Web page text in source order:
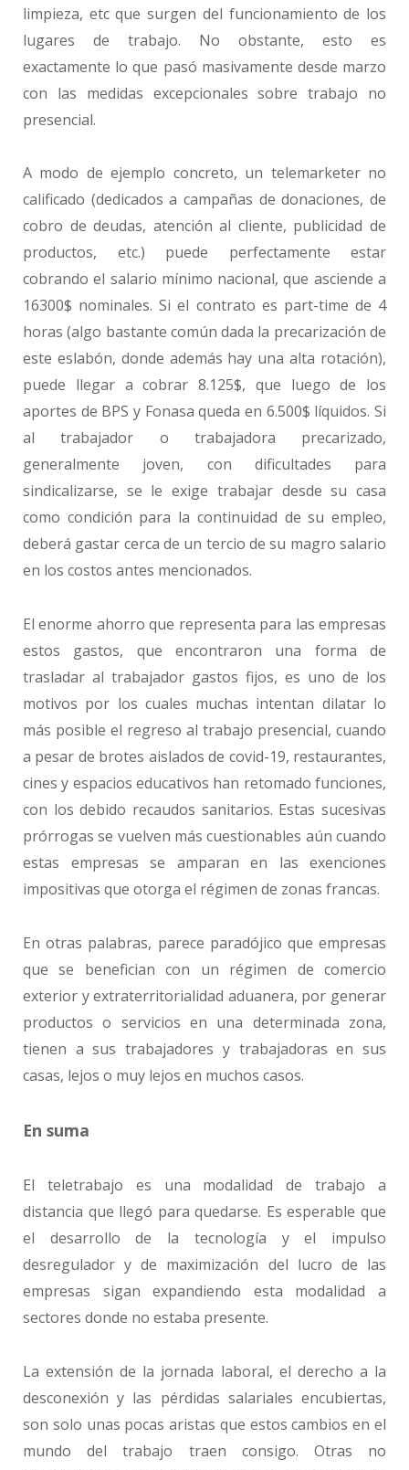
limpieza, etc que surgen del funcionamiento de los
lugares de trabajo. No obstante, esto es
exactamente lo que pasó masivamente desde marzo
con las medidas excepcionales sobre trabajo no
presencial.
A modo de ejemplo concreto, un telemarketer no
calificado (dedicados a campañas de donaciones, de
cobro de deudas, atención al cliente, publicidad de
productos, etc.) puede perfectamente estar
cobrando el salario mínimo nacional, que asciende a
16300$ nominales. Si el contrato es part-time de 4
horas (algo bastante común dada la precarización de
este eslabón, donde además hay una alta rotación),
puede llegar a cobrar 8.125$, que luego de los
aportes de BPS y Fonasa queda en 6.500$ líquidos. Si
al trabajador o trabajadora precarizado,
generalmente joven, con dificultades para
sindicalizarse, se le exige trabajar desde su casa
como condición para la continuidad de su empleo,
deberá gastar cerca de un tercio de su magro salario
en los costos antes mencionados.
El enorme ahorro que representa para las empresas
estos gastos, que encontraron una forma de
trasladar al trabajador gastos fijos, es uno de los
motivos por los cuales muchas intentan dilatar lo
más posible el regreso al trabajo presencial, cuando
a pesar de brotes aislados de covid-19, restaurantes,
cines y espacios educativos han retomado funciones,
con los debido recaudos sanitarios. Estas sucesivas
prórrogas se vuelven más cuestionables aún cuando
estas empresas se amparan en las exenciones
impositivas que otorga el régimen de zonas francas.
En otras palabras, parece paradójico que empresas
que se benefician con un régimen de comercio
exterior y extraterritorialidad aduanera, por generar
productos o servicios en una determinada zona,
tienen a sus trabajadores y trabajadoras en sus
casas, lejos o muy lejos en muchos casos.
En suma
El teletrabajo es una modalidad de trabajo a
distancia que llegó para quedarse. Es esperable que
el desarrollo de la tecnología y el impulso
desregulador y de maximización del lucro de las
empresas sigan expandiendo esta modalidad a
sectores donde no estaba presente.
La extensión de la jornada laboral, el derecho a la
desconexión y las pérdidas salariales encubiertas,
son solo unas pocas aristas que estos cambios en el
mundo del trabajo traen consigo. Otras no